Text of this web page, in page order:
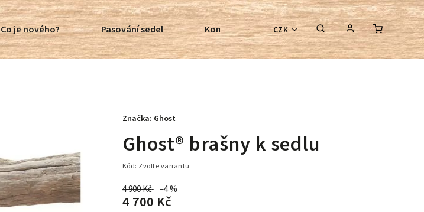
CZK
Co je nového? Pasování sedel Kontroly bezkostrových sedel Poradenství
Ghost® brašny k sedlu
Kód: Zvolte variantu
4 900 Kč –4 %
4 700 Kč
Značka: Ghost